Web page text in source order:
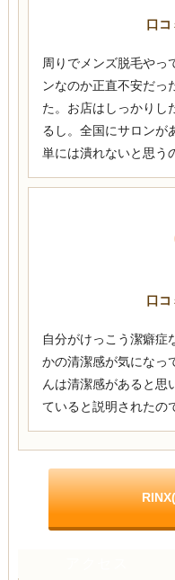
口コ
周りでメンズ脱毛やっ
ンなのか正直不安だっ
た。お店はしっかりし
るし。全国にサロンが
単には潰れないと思う
口コ
自分がけっこう潔癖症
かの清潔感が気になっ
んは清潔感があると思
ていると説明されたの